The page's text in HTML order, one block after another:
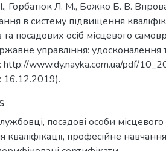
Горбатюк Л. М., Божко Б. В.
в систему підвищення
посадових осіб місцевого
управління:
http://www.dy.nayka.com.ua/pdf/
16.12.2019).
, посадові особи
, професійне навчання